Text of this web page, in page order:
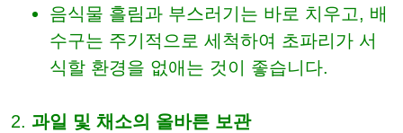
음식물 흘림과 부스러기는 바로 치우고, 배
수구는 주기적으로 세척하여 초파리가 서
식할 환경을 없애는 것이 좋습니다.
과일 및 채소의 올바른 보관